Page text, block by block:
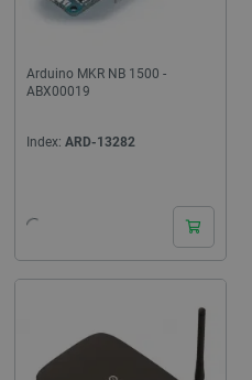
Arduino MKR NB 1500 -
ABX00019
Index: ARD-13282